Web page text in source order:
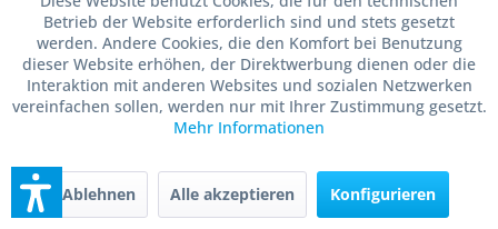
korrigiert den Teint sehr leicht, in der Anwendung wie
Make-up und ist wie eine Pflegecreme komponiert.Leichte
Bietet Deckkraft für einen makellosen Teint und ist einfach
anzuwenden für...
Inhalt:0.029 Liter(741,38 € * / 1 Liter)
21,50 € * statt:31,00 € *UVP
In den Warenkorb
Betrieb der Website erforderlich sind und stets gesetzt
werden. Andere Cookies, die den Komfort bei Benutzung
dieser Website erhöhen, der Direktwerbung dienen oder die
Interaktion mit anderen Websites und sozialen Netzwerken
vereinfachen sollen, werden nur mit Ihrer Zustimmung gesetzt.
Mehr Informationen
Ablehnen Alle akzeptieren Konfigurieren